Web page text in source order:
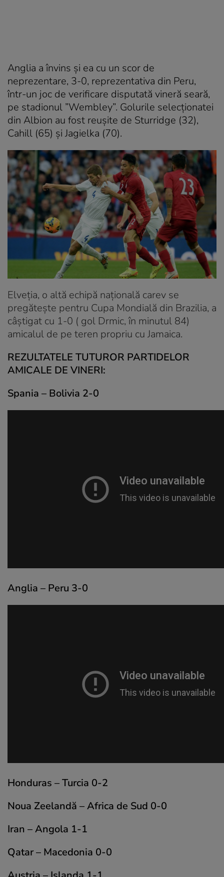
Anglia a învins şi ea cu un scor de
neprezentare, 3-0, reprezentativa din Peru,
într-un joc de verificare disputată vineră seară,
pe stadionul ”Wembley”. Golurile selecţionatei
din Albion au fost reuşite de Sturridge (32),
Cahill (65) şi Jagielka (70).
Elveţia, o altă echipă naţională carev se
pregăteşte pentru Cupa Mondială din Brazilia, a
câştigat cu 1-0 ( gol Drmic, în minutul 84)
amicalul de pe teren propriu cu Jamaica.
REZULTATELE TUTUROR PARTIDELOR
AMICALE DE VINERI:
Spania – Bolivia 2-0
Anglia – Peru 3-0
Honduras – Turcia 0-2
Noua Zeelandă – Africa de Sud 0-0
Iran – Angola 1-1
Qatar – Macedonia 0-0